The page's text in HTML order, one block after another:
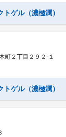
ゲル（濃極潤）
町２丁目２９２-１
ゲル（濃極潤）